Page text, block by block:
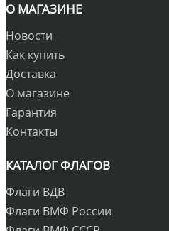
О МАГАЗИНЕ
Новости
Как купить
Доставка
О магазине
Гарантия
Контакты
КАТАЛОГ ФЛАГОВ
Флаги ВДВ
Флаги ВМФ России